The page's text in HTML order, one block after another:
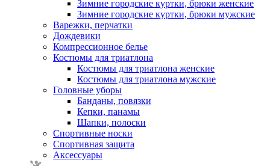
Зимние городские куртки, брюки женские
Зимние городские куртки, брюки мужские
Варежки, перчатки
Дождевики
Компрессионное белье
Костюмы для триатлона
Костюмы для триатлона женские
Костюмы для триатлона мужские
Головные уборы
Банданы, повязки
Кепки, панамы
Шапки, полоски
Спортивные носки
Спортивная защита
Аксессуары